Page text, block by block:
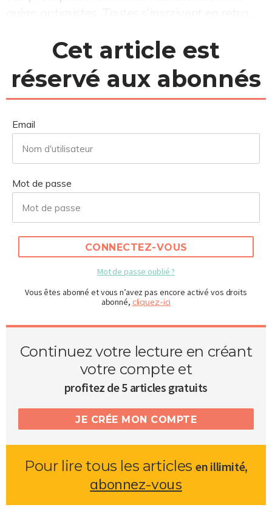
Cet article est
réservé aux abonnés
Email
Mot de passe
CONNECTEZ-VOUS
Mot de passe oublié ?
Vous êtes abonné et vous n’avez pas encore activé vos droits
abonné, cliquez-ici
Continuez votre lecture en créant
votre compte et
profitez de 5 articles gratuits
JE CRÉE MON COMPTE
Pour lire tous les articlesen illimité,
abonnez-vous